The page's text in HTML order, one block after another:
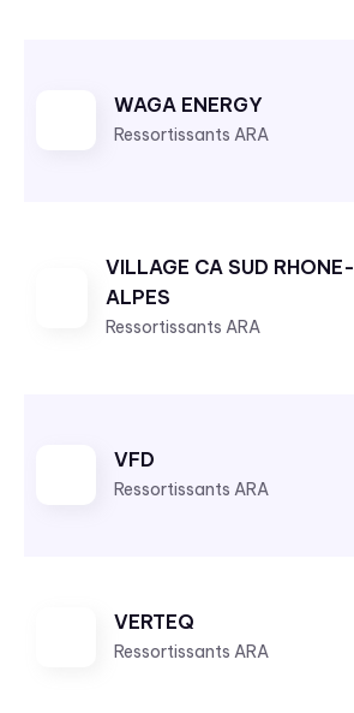
WAGA ENERGY
Ressortissants ARA
VILLAGE CA SUD RHONE-
ALPES
Ressortissants ARA
VFD
Ressortissants ARA
VERTEQ
Ressortissants ARA